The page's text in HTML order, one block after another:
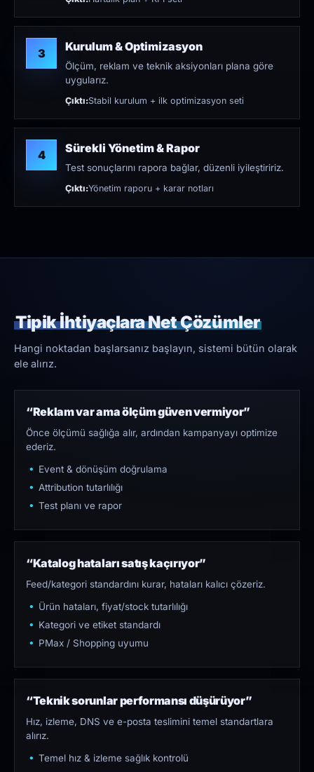
3 Kurulum & Optimizasyon
Ölçüm, reklam ve teknik aksiyonları plana göre
uygularız.
Çıktı:Stabil kurulum + ilk optimizasyon seti
4 Sürekli Yönetim & Rapor
Test sonuçlarını rapora bağlar, düzenli iyileştiririz.
Çıktı:Yönetim raporu + karar notları
Tipik İhtiyaçlara Net Çözümler
Hangi noktadan başlarsanız başlayın, sistemi bütün olarak
ele alırız.
“Reklam var ama ölçüm güven vermiyor”
Önce ölçümü sağlığa alır, ardından kampanyayı optimize
ederiz.
Event & dönüşüm doğrulama
Attribution tutarlılığı
Test planı ve rapor
“Katalog hataları satış kaçırıyor”
Feed/kategori standardını kurar, hataları kalıcı çözeriz.
Ürün hataları, fiyat/stock tutarlılığı
Kategori ve etiket standardı
PMax / Shopping uyumu
“Teknik sorunlar performansı düşürüyor”
Hız, izleme, DNS ve e-posta teslimini temel standartlara
alırız.
Temel hız & izleme sağlık kontrolü